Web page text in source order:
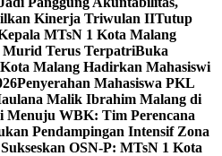
Kinerja Triwulan IITutup
MTsN 1 Kota Malang
Terus TerpatriBuka
Malang Hadirkan Mahasiswi
Penyerahan Mahasiswa PKL
Malik Ibrahim Malang di
Menuju WBK: Tim Perencana
Pendampingan Intensif Zona
OSN-P: MTsN 1 Kota